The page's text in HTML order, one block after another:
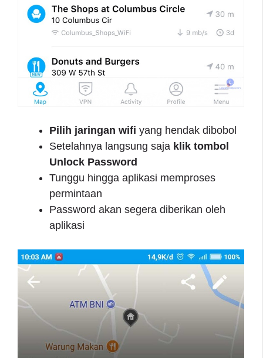
Pilih jaringan wifi yang hendak dibobol
Setelahnya langsung saja klik tombol
Unlock Password
Tunggu hingga aplikasi memproses
permintaan
Password akan segera diberikan oleh
aplikasi